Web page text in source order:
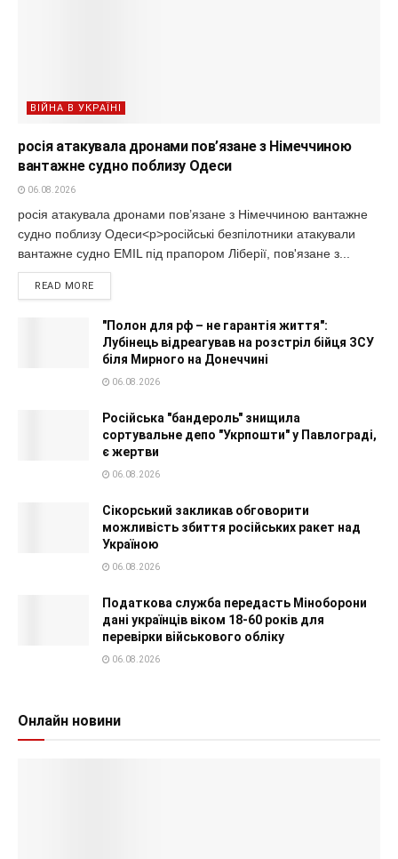
ВІЙНА В УКРАЇНІ
росія атакувала дронами пов’язане з Німеччиною
вантажне судно поблизу Одеси
06.08.2026
росія атакувала дронами пов’язане з Німеччиною вантажне
судно поблизу Одеси<p>російські безпілотники атакували
вантажне судно EMIL під прапором Ліберії, пов'язане з...
READ MORE
"Полон для рф – не гарантія життя":
Лубінець відреагував на розстріл бійця ЗСУ
біля Мирного на Донеччині
06.08.2026
Російська "бандероль" знищила
сортувальне депо "Укрпошти" у Павлограді,
є жертви
06.08.2026
Сікорський закликав обговорити
можливість збиття російських ракет над
Україною
06.08.2026
Податкова служба передасть Міноборони
дані українців віком 18-60 років для
перевірки військового обліку
06.08.2026
Онлайн новини